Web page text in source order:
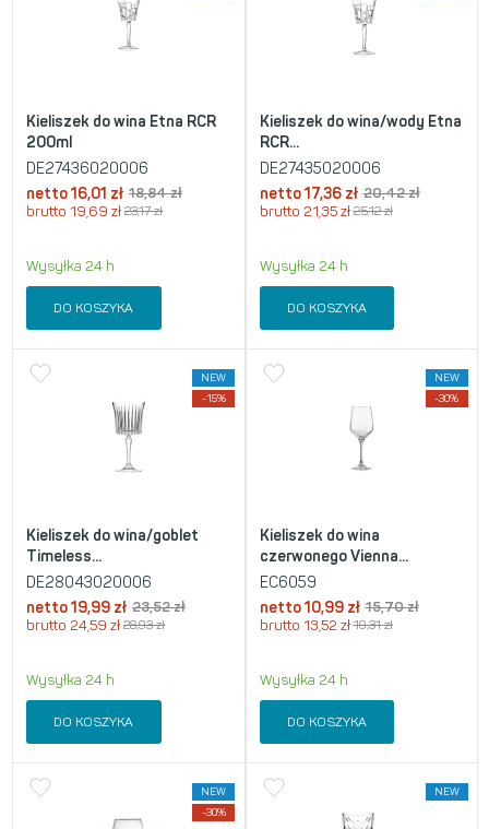
Kieliszek do wina Etna RCR
200ml
DE27436020006
netto16,01 zł 18,84zł
brutto 19,69 zł 23,17zł
Wysyłka 24 h
DO KOSZYKA
Kieliszek do wina/wody Etna
RCR...
DE27435020006
netto 17,36 zł 20,42zł
brutto 21,35 zł 25,12zł
Wysyłka 24 h
DO KOSZYKA
NEW
-15%
Kieliszek do wina/goblet
Timeless...
DE28043020006
netto19,99 zł 23,52zł
brutto 24,59 zł 28,93zł
Wysyłka 24 h
DO KOSZYKA
NEW
-30%
Kieliszek do wina
czerwonego Vienna...
EC6059
netto 10,99 zł 15,70zł
brutto 13,52 zł 19,31zł
Wysyłka 24 h
DO KOSZYKA
NEW
-30%
NEW